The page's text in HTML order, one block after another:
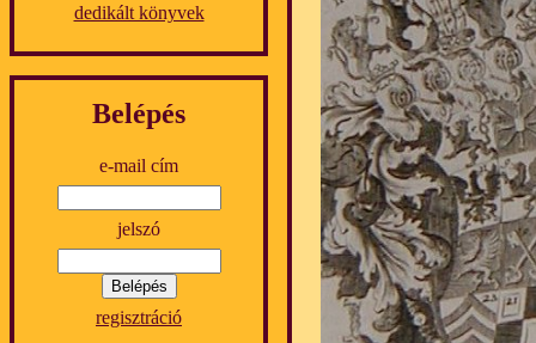
dedikált könyvek
Belépés
e-mail cím
jelszó
regisztráció